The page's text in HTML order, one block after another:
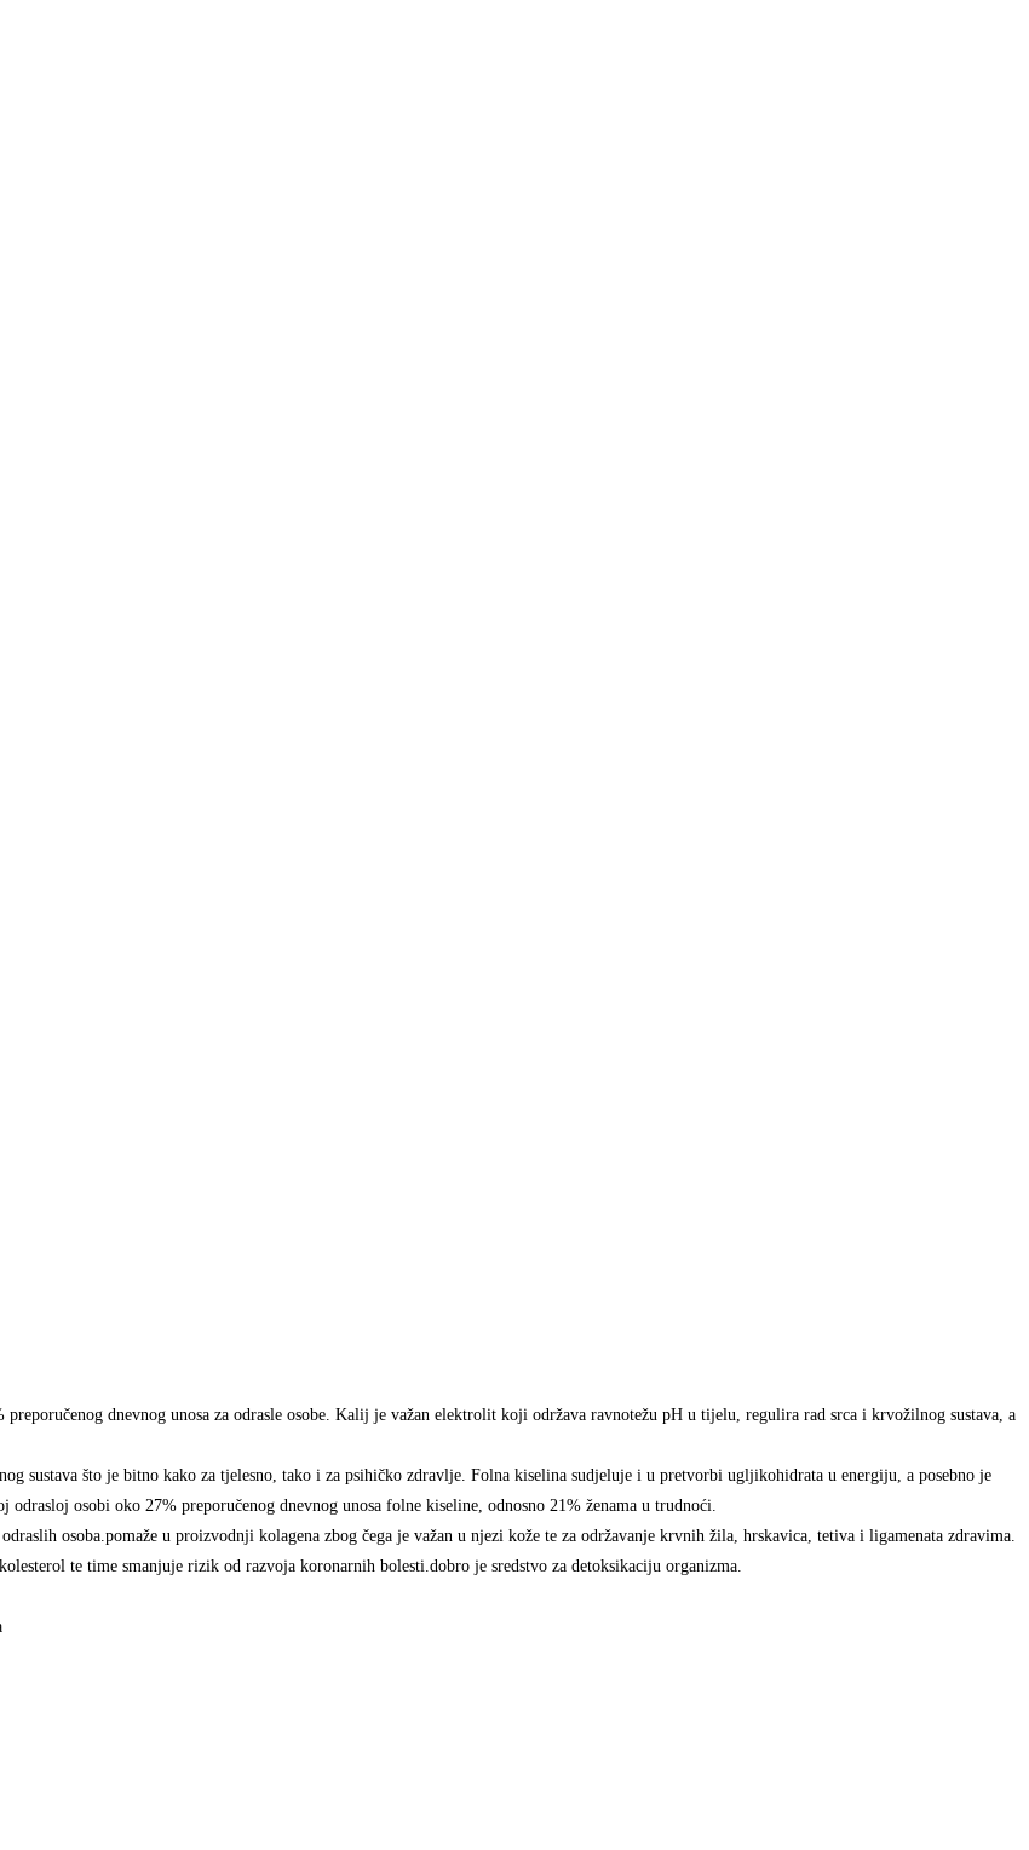
dnevnog unosa za odrasle osobe. Kalij je važan elektrolit koji održava ravnotežu pH u tijelu, regulira rad srca i krvožilnog sustava, a
sustava što je bitno kako za tjelesno, tako i za psihičko zdravlje. Folna kiselina sudjeluje i u pretvorbi ugljikohidrata u energiju, a posebno je
osobi oko 27% preporučenog dnevnog unosa folne kiseline, odnosno 21% ženama u trudnoći.
osoba.pomaže u proizvodnji kolagena zbog čega je važan u njezi kože te za održavanje krvnih žila, hrskavica, tetiva i ligamenata zdravima.
te time smanjuje rizik od razvoja koronarnih bolesti.dobro je sredstvo za detoksikaciju organizma.